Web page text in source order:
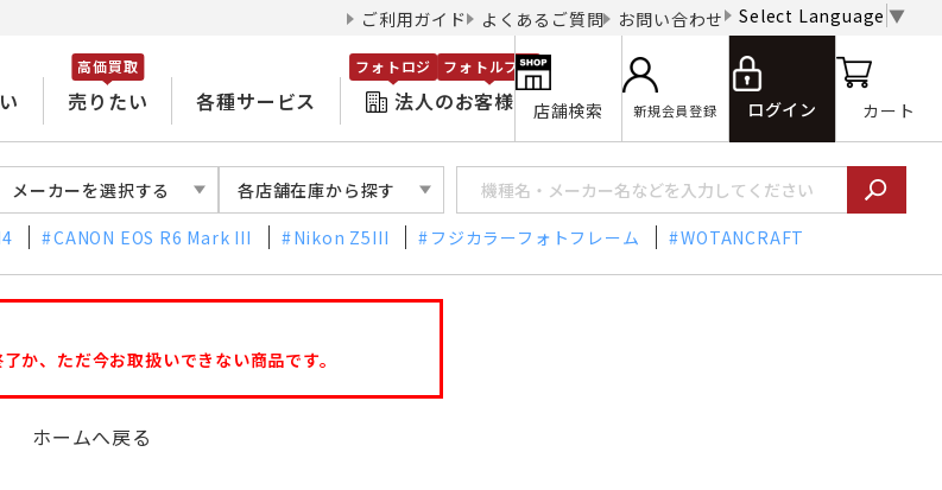
ご利用ガイド よくあるご質問 お問い合わせ Select Language ▼
売りたい
高価買取
各種サービス 法人のお客様
フォトロジ フォトルプロ
店舗検索 新規会員登録 ログイン カート
メーカーを選択する 各店舗在庫から探す
CANON EOS R6 Mark III Nikon Z5III フジカラーフォトフレーム WOTANCRAFT
か、ただ今お取扱いできない商品です。
ホームへ戻る